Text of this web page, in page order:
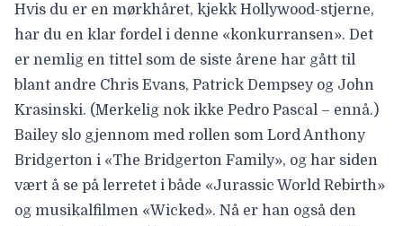
Hvis du er en mørkhåret, kjekk Hollywood-stjerne,
har du en klar fordel i denne «konkurransen». Det
er nemlig en tittel som de siste årene har gått til
blant andre Chris Evans, Patrick Dempsey og John
Krasinski. (Merkelig nok ikke Pedro Pascal – ennå.)
Bailey slo gjennom med rollen som Lord Anthony
Bridgerton i «The Bridgerton Family», og har siden
vært å se på lerretet i både «Jurassic World Rebirth»
og musikalfilmen «Wicked». Nå er han også den